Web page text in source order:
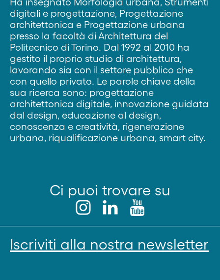
Ha insegnato Morfologia urbana, Strumenti
digitali e progettazione, Progettazione
architettonica e Progettazione urbana
presso la facoltà di Architettura del
Politecnico di Torino. Dal 1992 al 2010 ha
gestito il proprio studio di architettura,
lavorando sia con il settore pubblico che
con quello privato. Le parole chiave della
sua ricerca sono: progettazione
architettonica digitale, innovazione guidata
dal design, educazione al design,
conoscenza e creatività, rigenerazione
urbana, riqualificazione urbana, smart city.
Ci puoi trovare su
Iscriviti alla nostra newsletter